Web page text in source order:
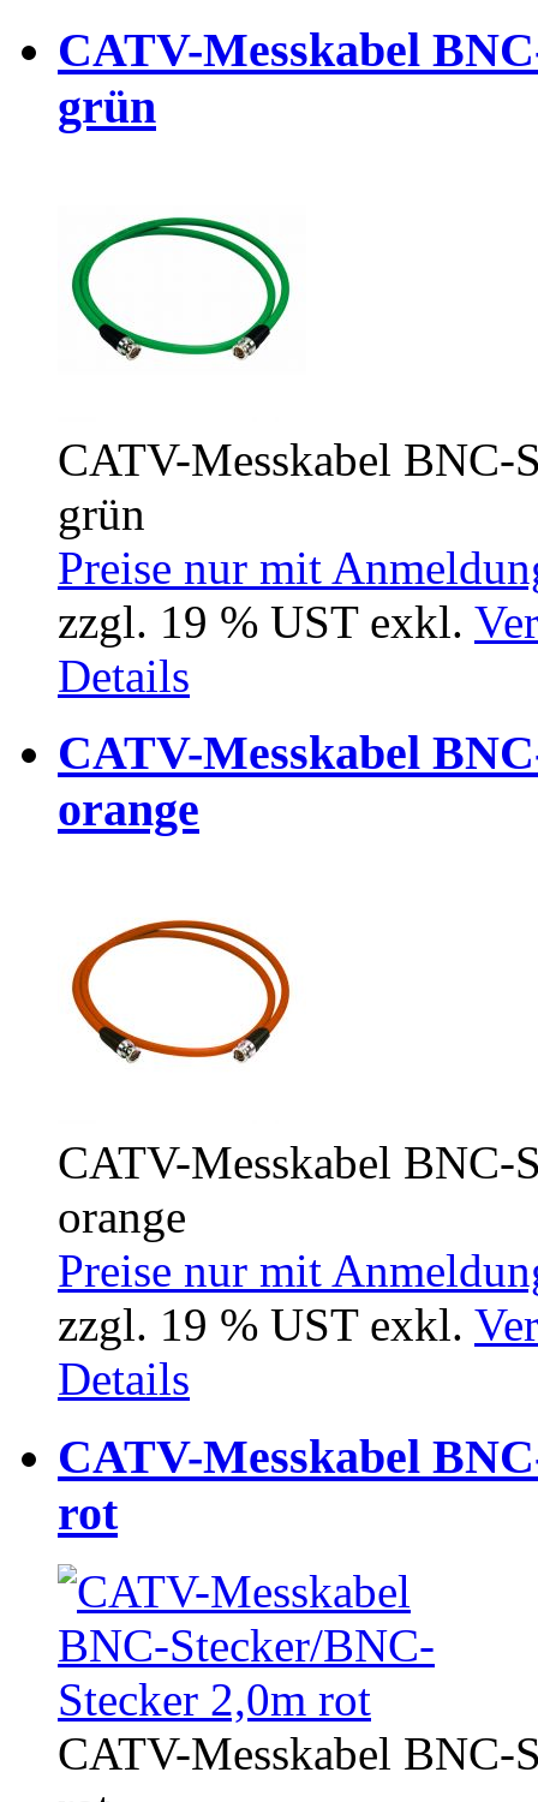
CATV-Messkabel
grün
CATV-Messkabel BNC-
grün
Preise nur mit
zzgl. 19 % UST exkl.
Details
CATV-Messkabel
orange
CATV-Messkabel BNC-
orange
Preise nur mit
zzgl. 19 % UST exkl.
Details
CATV-Messkabel
rot
CATV-Messkabel BNC-